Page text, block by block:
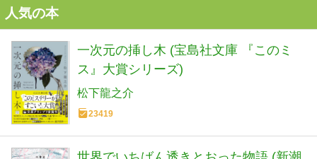
人気の本
一次元の挿し木 (宝島社文庫 『このミ
ス』大賞シリーズ)
松下龍之介
23419